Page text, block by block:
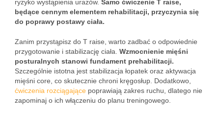
ryzyko wystąpienia urazów. Samo ćwiczenie T raise,
będące cennym elementem rehabilitacji, przyczynia się
do poprawy postawy ciała.
Zanim przystąpisz do T raise, warto zadbać o odpowiednie
przygotowanie i stabilizację ciała. Wzmocnienie mięśni
posturalnych stanowi fundament prehabilitacji.
Szczególnie istotna jest stabilizacja łopatek oraz aktywacja
mięśni core, co skutecznie chroni kręgosłup. Dodatkowo,
ćwiczenia rozciągające poprawiają zakres ruchu, dlatego nie
zapominaj o ich włączeniu do planu treningowego.